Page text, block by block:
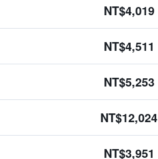
NT$4,019
NT$4,511
NT$5,253
NT$12,024
NT$3,951